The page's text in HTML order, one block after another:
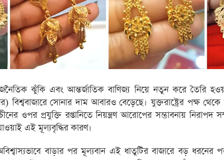
ঝুঁকি এবং আন্তর্জাতিক বাণিজ্য নিয়ে নতুন করে তৈরি
বিশ্ববাজারে সোনার দাম আবারও বেড়েছে। যুক্তরাষ্ট্রের পক্ষ
ওপর প্রযুক্তি রপ্তানিতে নিয়ন্ত্রণ আরোপের সম্ভাবনায় নিরাপদ
এই মূল্যবৃদ্ধির কারণ।
বাড়ার পর মূল্যবান এই ধাতুটির বাজারে বড় ধরনের